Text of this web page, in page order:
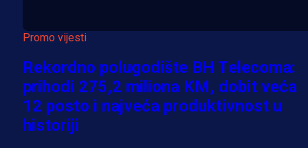
Promo vijesti
Rekordno polugodište BH Telecoma:
prihodi 275,2 miliona KM, dobit veća
12 posto i najveća produktivnost u
historiji